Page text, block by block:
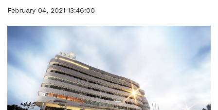
February 04, 2021 13:46:00